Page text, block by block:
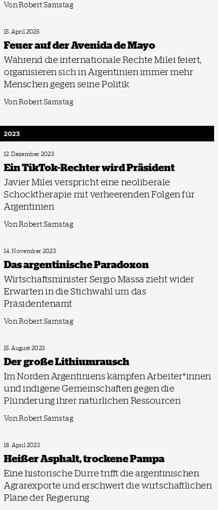
Von Robert Samstag
15. April 2025
Feuer auf der Avenida de Mayo
Während die internationale Rechte Milei feiert,
organisieren sich in Argentinien immer mehr
Menschen gegen seine Politik
Von Robert Samstag
2023
12. Dezember 2023
Ein TikTok-Rechter wird Präsident
Javier Milei verspricht eine neoliberale
Schocktherapie mit verheerenden Folgen für
Argentinien
Von Robert Samstag
14. November 2023
Das argentinische Paradoxon
Wirtschaftsminister Sergio Massa zieht wider
Erwarten in die Stichwahl um das
Präsidentenamt
Von Robert Samstag
15. August 2023
Der große Lithiumrausch
Im Norden Argentiniens kämpfen Arbeiter*innen
und indigene Gemeinschaften gegen die
Plünderung ihrer natürlichen Ressourcen
Von Robert Samstag
18. April 2023
Heißer Asphalt, trockene Pampa
Eine historische Dürre trifft die argentinischen
Agrarexporte und erschwert die wirtschaftlichen
Pläne der Regierung